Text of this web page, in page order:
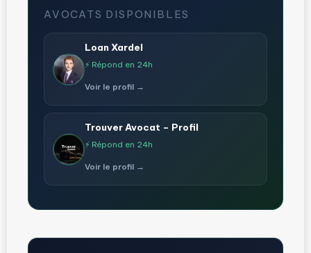
AVOCATS DISPONIBLES
Loan Xardel
⚡ Répond en 24h
Voir le profil →
Trouver Avocat – Profil
⚡ Répond en 24h
Voir le profil →